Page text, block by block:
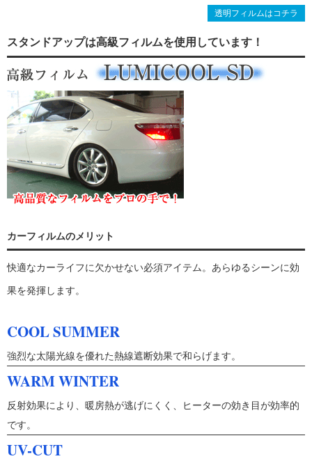
透明フィルムはコチラ
スタンドアップは高級フィルムを使用しています！
カーフィルムのメリット
快適なカーライフに欠かせない必須アイテム。あらゆるシーンに効
果を発揮します。
COOL SUMMER
強烈な太陽光線を優れた熱線遮断効果で和らげます。
WARM WINTER
反射効果により、暖房熱が逃げにくく、ヒーターの効き目が効率的
です。
UV-CUT